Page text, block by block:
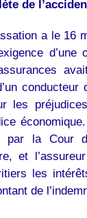
de
a le 16
conducteur
les
par la Cour
et
les
de